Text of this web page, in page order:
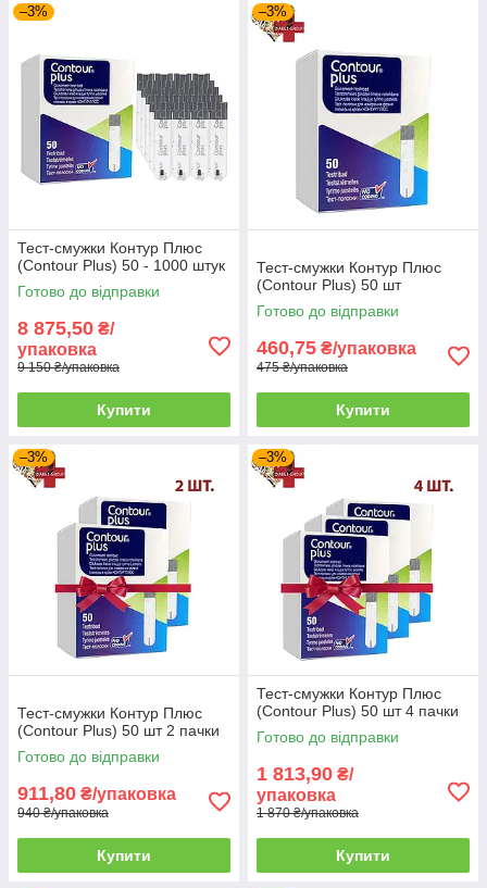
поставляє витратні матеріали безпосередньо від
виробника і гарантує стабільну німецька якість. Купуйте
тест-смужки на нашому сайті за найдоступнішою
–3%
Тест-смужки Контур Плюс
(Contour Plus) 50 - 1000 штук
Готово до відправки
8 875,50 ₴/
упаковка
9 150 ₴/упаковка
Купити
–3%
Тест-смужки Контур Плюс
(Contour Plus) 50 шт
Готово до відправки
460,75 ₴/упаковка
475 ₴/упаковка
Купити
–3%
Тест-смужки Контур Плюс
(Contour Plus) 50 шт 2 пачки
Готово до відправки
911,80 ₴/упаковка
940 ₴/упаковка
Купити
–3%
Тест-смужки Контур Плюс
(Contour Plus) 50 шт 4 пачки
Готово до відправки
1 813,90 ₴/
упаковка
1 870 ₴/упаковка
Купити